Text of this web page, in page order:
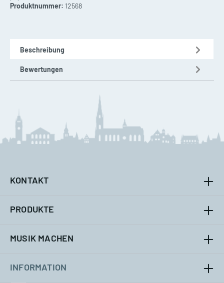
Produktnummer: 12568
Beschreibung
Bewertungen
KONTAKT
PRODUKTE
MUSIK MACHEN
INFORMATION